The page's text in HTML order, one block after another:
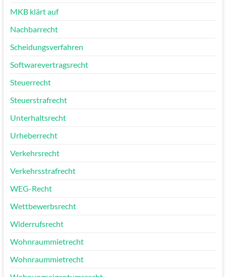
MKB klärt auf
Nachbarrecht
Scheidungsverfahren
Softwarevertragsrecht
Steuerrecht
Steuerstrafrecht
Unterhaltsrecht
Urheberrecht
Verkehrsrecht
Verkehrsstrafrecht
WEG-Recht
Wettbewerbsrecht
Widerrufsrecht
Wohnraummietrecht
Wohnraummietrecht